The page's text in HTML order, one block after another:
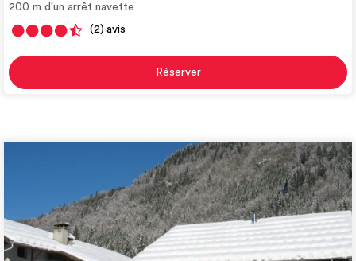
200 m d'un arrêt navette
avis
(2)
Réserver